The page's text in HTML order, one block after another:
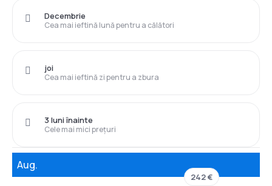
Cea mai ieftină lună pentru a călători
Decembrie
Cea mai ieftină zi pentru a zbura
joi
Cele mai mici prețuri
3 luni înainte
Aug.
242 €